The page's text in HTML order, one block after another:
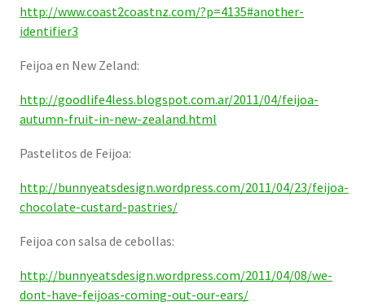
http://www.coast2coastnz.com/?p=4135#another-
identifier3
Feijoa en New Zeland:
http://goodlife4less.blogspot.com.ar/2011/04/feijoa-
autumn-fruit-in-new-zealand.html
Pastelitos de Feijoa:
http://bunnyeatsdesign.wordpress.com/2011/04/23/feijoa-
chocolate-custard-pastries/
Feijoa con salsa de cebollas:
http://bunnyeatsdesign.wordpress.com/2011/04/08/we-
dont-have-feijoas-coming-out-our-ears/